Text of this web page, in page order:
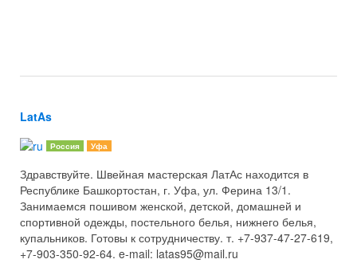
LatAs
Россия Уфа
Здравствуйте. Швейная мастерская ЛатАс находится в
Республике Башкортостан, г. Уфа, ул. Ферина 13/1.
Занимаемся пошивом женской, детской, домашней и
спортивной одежды, постельного белья, нижнего белья,
купальников. Готовы к сотрудничеству. т. +7-937-47-27-619,
+7-903-350-92-64. e-mail: latas95@mail.ru